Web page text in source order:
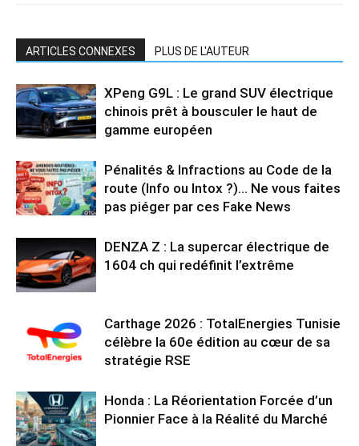
ARTICLES CONNEXES PLUS DE L'AUTEUR
XPeng G9L : Le grand SUV électrique
chinois prêt à bousculer le haut de
gamme européen
Pénalités & Infractions au Code de la
route (Info ou Intox ?)… Ne vous faites
pas piéger par ces Fake News
DENZA Z : La supercar électrique de
1604 ch qui redéfinit l’extrême
Carthage 2026 : TotalEnergies Tunisie
célèbre la 60e édition au cœur de sa
stratégie RSE
Honda : La Réorientation Forcée d’un
Pionnier Face à la Réalité du Marché